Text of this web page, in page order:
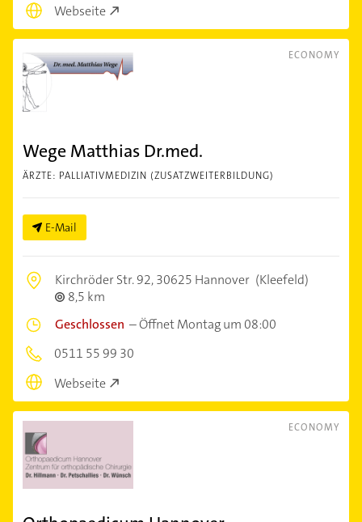
Webseite
ECONOMY
Wege Matthias Dr.med.
ÄRZTE: PALLIATIVMEDIZIN (ZUSATZWEITERBILDUNG)
E-Mail
Kirchröder Str. 92,30625 Hannover (Kleefeld)
8,5 km
Geschlossen –Öffnet Montag um 08:00
0511 55 99 30
Webseite
ECONOMY